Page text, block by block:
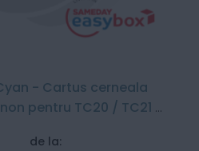
- Cartus cerneala
pentru TC20 / TC21 /
de la: